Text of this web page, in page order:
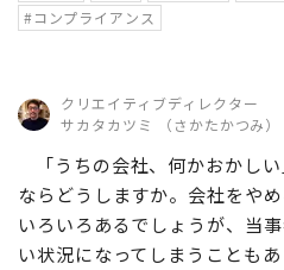
#コンプライアンス
クリエイティブディレクター
サカタカツミ （さかたかつみ）
「うちの会社、何かおかし
ならどうしますか。会社をや
いろいろあるでしょうが、当
い状況になってしまうことも